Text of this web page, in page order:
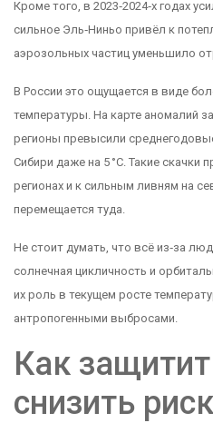
Кроме того, в 2023‑2024‑х годах
сильное Эль‑Ниньо привёл к
аэрозольных частиц уменьшило
В России это ощущается в виде
температуры. На карте аномалий
регионы превысили среднегодовые
Сибири даже на 5 °C. Такие скачки
регионах и к сильным ливням на
перемещается туда.
Не стоит думать, что всё из‑за
солнечная цикличность и
их роль в текущем росте
антропогенными выбросами.
Как
снизить